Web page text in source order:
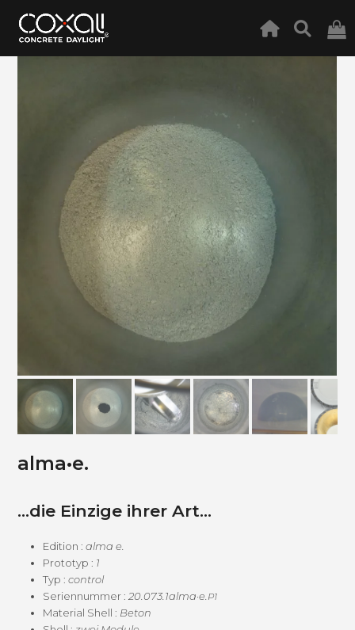
alma•e.
…die Einzige ihrer Art…
Edi­tion :alma e.
Pro­to­typ : 1
Typ :con­trol
Seri­en­num­mer : 20.073.1alma·e. P1
Mate­r­i­al Shell : Beton